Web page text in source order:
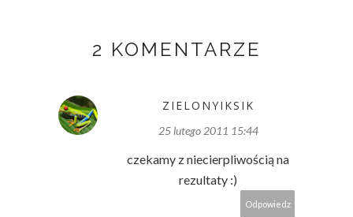
2 KOMENTARZE
ZIELONYIKSIK
25 lutego 2011 15:44
czekamy z niecierpliwością na
rezultaty :)
Odpowiedz